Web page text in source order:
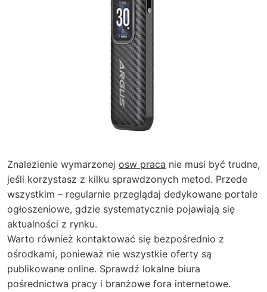
Znalezienie wymarzonej osw praca nie musi być trudne,
jeśli korzystasz z kilku sprawdzonych metod. Przede
wszystkim – regularnie przeglądaj dedykowane portale
ogłoszeniowe, gdzie systematycznie pojawiają się
aktualności z rynku.
Warto również kontaktować się bezpośrednio z
ośrodkami, ponieważ nie wszystkie oferty są
publikowane online. Sprawdź lokalne biura
pośrednictwa pracy i branżowe fora internetowe.